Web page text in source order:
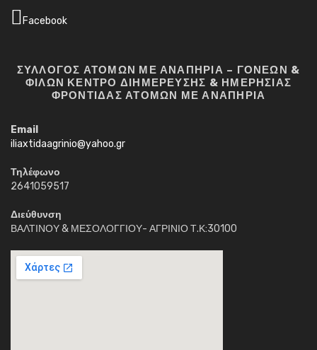
Facebook
ΣΥΛΛΟΓΟΣ ΑΤΟΜΩΝ ΜΕ ΑΝΑΠΗΡΙΑ – ΓΟΝΕΩΝ &
ΦΙΛΩΝ ΚΕΝΤΡΟ ΔΙΗΜΕΡΕΥΣΗΣ & ΗΜΕΡΗΣΙΑΣ
ΦΡΟΝΤΙΔΑΣ ΑΤΟΜΩΝ ΜΕ ΑΝΑΠΗΡΙΑ
Email
iliaxtidaagrinio@yahoo.gr
Τηλέφωνο
2641059517
Διεύθυνση
ΒΑΛΤΙΝΟΥ & ΜΕΣΟΛΟΓΓΙΟΥ- ΑΓΡΙΝΙΟ Τ.Κ:30100